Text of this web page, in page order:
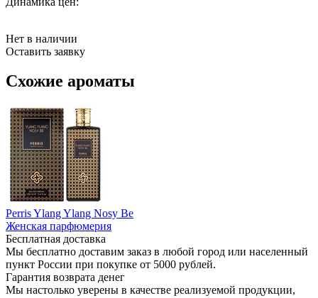
Нет в наличии
Оставить заявку
Схожие ароматы
Perris Ylang Ylang Nosy Be
Женская парфюмерия
Бесплатная доставка
Мы бесплатно доставим заказ в любой город или населенный
пункт России при покупке от 5000 рублей.
Гарантия возврата денег
Мы настолько уверены в качестве реализуемой продукции,